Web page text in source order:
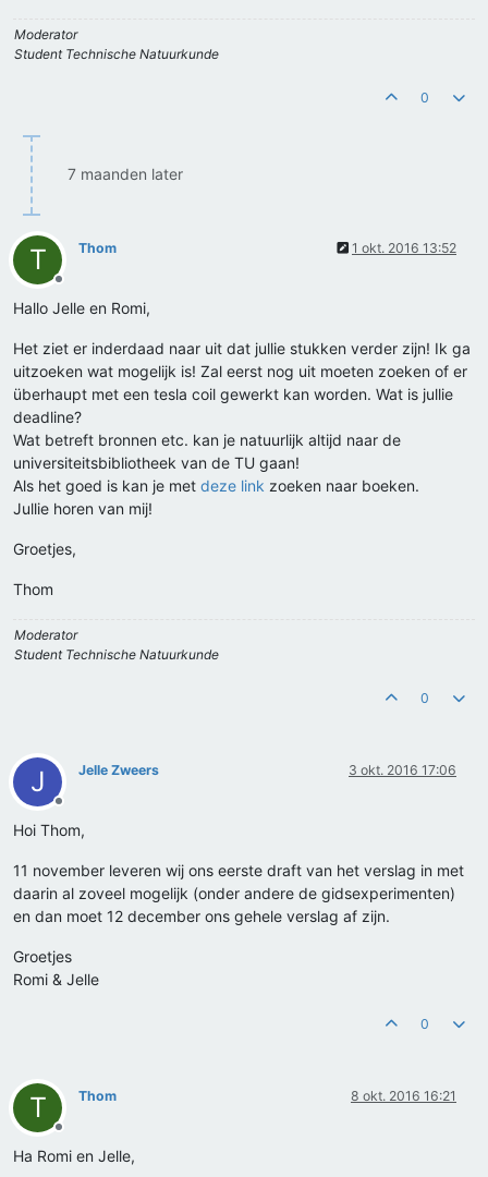
Moderator
Student Technische Natuurkunde
0
7 maanden later
T
Offline
Thom 1 okt. 2016 13:52
Hallo Jelle en Romi,
Het ziet er inderdaad naar uit dat jullie stukken verder zijn! Ik ga
uitzoeken wat mogelijk is! Zal eerst nog uit moeten zoeken of er
überhaupt met een tesla coil gewerkt kan worden. Wat is jullie
deadline?
Wat betreft bronnen etc. kan je natuurlijk altijd naar de
universiteitsbibliotheek van de TU gaan!
Als het goed is kan je met deze link zoeken naar boeken.
Jullie horen van mij!
Groetjes,
Thom
Moderator
Student Technische Natuurkunde
0
J
Offline
Jelle Zweers 3 okt. 2016 17:06
Hoi Thom,
11 november leveren wij ons eerste draft van het verslag in met
daarin al zoveel mogelijk (onder andere de gidsexperimenten)
en dan moet 12 december ons gehele verslag af zijn.
Groetjes
Romi & Jelle
0
T
Offline
Thom 8 okt. 2016 16:21
Ha Romi en Jelle,